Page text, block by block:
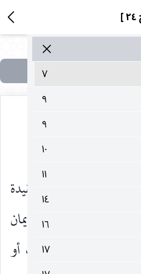
٧
٩
٩
١٠
١١
١٤
١٦
١٧
تعالج مسألة العقيدة
بدعوة النّبي إلى الإيمان
من ألوان التّشكيك أو